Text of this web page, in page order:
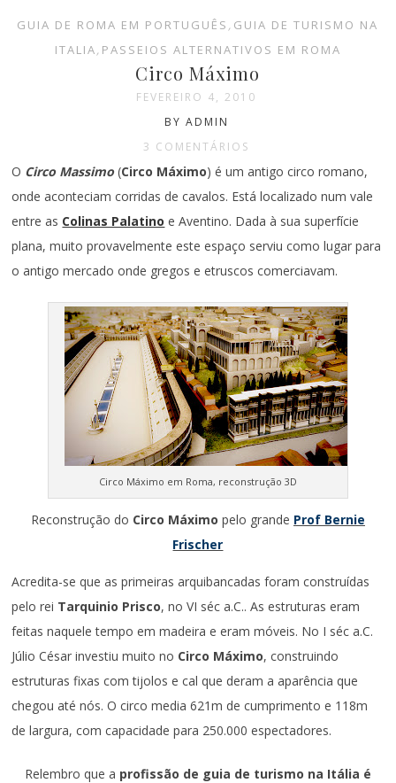
GUIA DE ROMA EM PORTUGUÊS , GUIA DE TURISMO NA
ITALIA, PASSEIOS ALTERNATIVOS EM ROMA
Circo Máximo
FEVEREIRO 4, 2010
BY ADMIN
3 COMENTÁRIOS
O Circo Massimo (Circo Máximo) é um antigo circo romano,
onde aconteciam corridas de cavalos. Está localizado num vale
entre as Colinas Palatino e Aventino. Dada à sua superfície
plana, muito provavelmente este espaço serviu como lugar para
o antigo mercado onde gregos e etruscos comerciavam.
Circo Máximo em Roma, reconstrução 3D
Reconstrução do Circo Máximo pelo grande Prof Bernie
Frischer
Acredita-se que as primeiras arquibancadas foram construídas
pelo rei Tarquinio Prisco, no VI séc a.C.. As estruturas eram
feitas naquele tempo em madeira e eram móveis. No I séc a.C.
Júlio César investiu muito no Circo Máximo, construindo
estruturas fixas com tijolos e cal que deram a aparência que
chegou até nós. O circo media 621m de cumprimento e 118m
de largura, com capacidade para 250.000 espectadores.
Relembro que a profissão de guia de turismo na Itália é